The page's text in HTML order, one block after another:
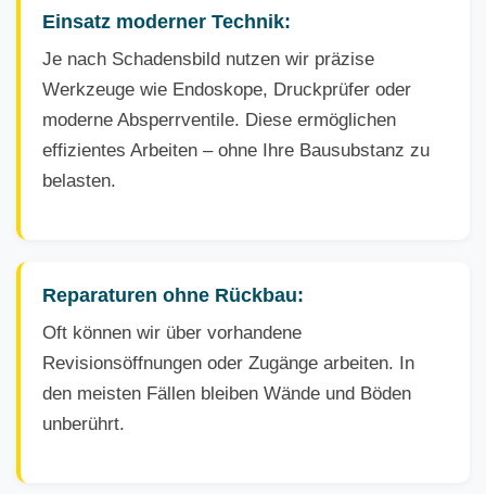
Einsatz moderner Technik:
Je nach Schadensbild nutzen wir präzise
Werkzeuge wie Endoskope, Druckprüfer oder
moderne Absperrventile. Diese ermöglichen
effizientes Arbeiten – ohne Ihre Bausubstanz zu
belasten.
Reparaturen ohne Rückbau:
Oft können wir über vorhandene
Revisionsöffnungen oder Zugänge arbeiten. In
den meisten Fällen bleiben Wände und Böden
unberührt.